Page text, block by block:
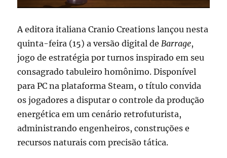
A editora italiana Cranio Creations lançou nesta
quinta-feira (15) a versão digital deBarrage,
jogo de estratégia por turnos inspirado em seu
consagrado tabuleiro homônimo. Disponível
para PC na plataforma Steam, o título convida
os jogadores a disputar o controle da produção
energética em um cenário retrofuturista,
administrando engenheiros, construções e
recursos naturais com precisão tática.